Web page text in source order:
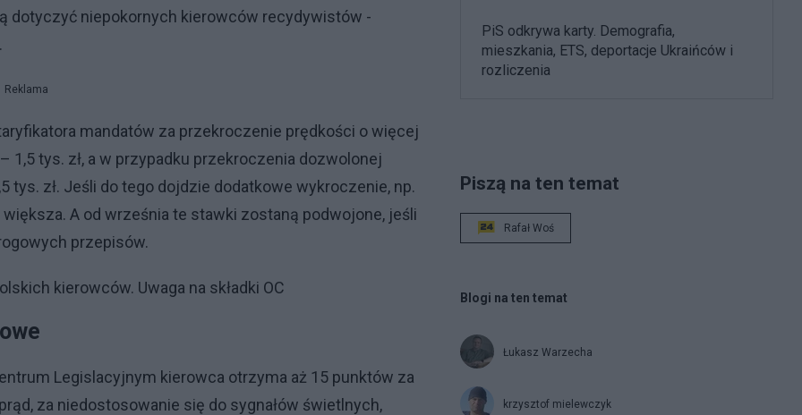
dotyczyć niepokornych kierowców recydywistów -
Reklama
mandatów za przekroczenie prędkości o więcej
1,5 tys. zł, a w przypadku przekroczenia dozwolonej
zł. Jeśli do tego dojdzie dodatkowe wykroczenie, np.
A od września te stawki zostaną podwojone, jeśli
przepisów.
kierowców. Uwaga na składki OC
Legislacyjnym kierowca otrzyma aż 15 punktów za
za niedostosowanie się do sygnałów świetlnych,
PiS odkrywa karty. Demografia,
mieszkania, ETS, deportacje Ukraińców i
rozliczenia
Piszą na ten temat
Rafał Woś
Blogi na ten temat
Łukasz Warzecha
krzysztof mielewczyk